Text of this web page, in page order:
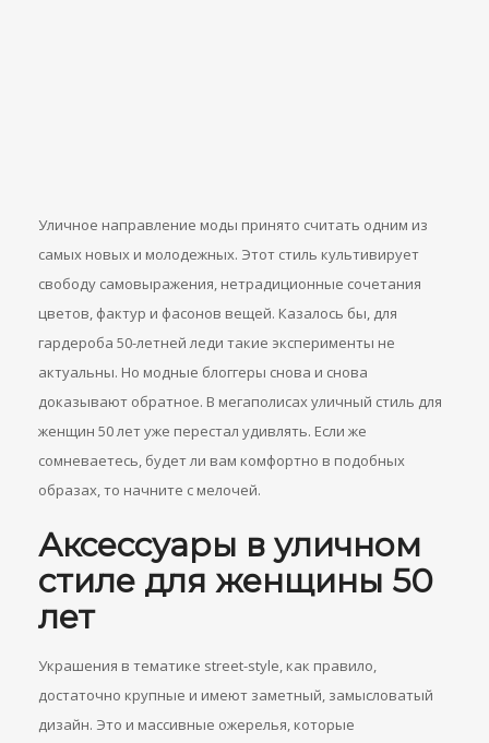
Уличное направление моды принято считать одним из
самых новых и молодежных. Этот стиль культивирует
свободу самовыражения, нетрадиционные сочетания
цветов, фактур и фасонов вещей. Казалось бы, для
гардероба 50-летней леди такие эксперименты не
актуальны. Но модные блоггеры снова и снова
доказывают обратное. В мегаполисах уличный стиль для
женщин 50 лет уже перестал удивлять. Если же
сомневаетесь, будет ли вам комфортно в подобных
образах, то начните с мелочей.
Аксессуары в уличном
стиле для женщины 50
лет
Украшения в тематике street-style, как правило,
достаточно крупные и имеют заметный, замысловатый
дизайн. Это и массивные ожерелья, которые